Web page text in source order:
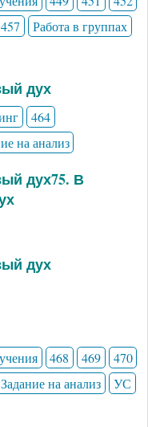
457
Работа в группах
дух
464
на анализ
дух75. В
дух
468 469
470
Задание на анализ
УС